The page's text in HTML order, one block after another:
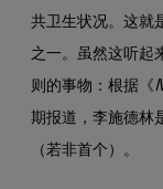
共卫生状况。这就
之一。虽然这听起
则的事物：根据《
期报道，李施德林
（若非首个）。